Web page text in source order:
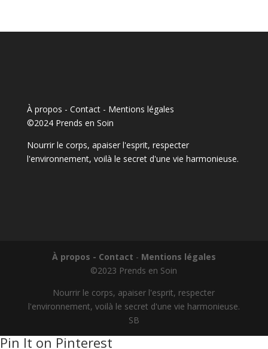
À propos - Contact- Mentions légales
©2024 Prends en Soin
Nourrir le corps, apaiser l'esprit, respecter
l'environnement, voilà le secret d'une vie harmonieuse.
À propos - Contact - Mentions légales
©2023 Prends en Soin
Nourrir le corps, apaiser l'esprit, respecter
l'environnement, voilà le secret d'une vie harmonieuse.
SB
Pin It on Pinterest